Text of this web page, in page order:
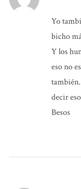
Yo
bicho
Y los
eso no
decir
Besos